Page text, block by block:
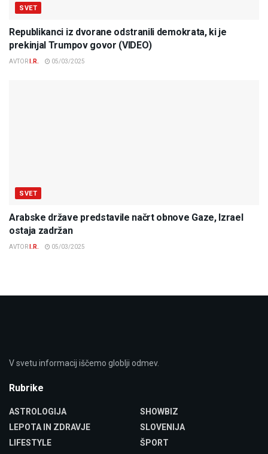
SVET
Republikanci iz dvorane odstranili demokrata, ki je
prekinjal Trumpov govor (VIDEO)
AVTOR I.R. 05/03/2025
SVET
Arabske države predstavile načrt obnove Gaze, Izrael
ostaja zadržan
AVTOR I.R. 05/03/2025
V svetu informacij iščemo globlji odmev.
Rubrike
ASTROLOGIJA
LEPOTA IN ZDRAVJE
LIFESTYLE
SHOWBIZ
SLOVENIJA
ŠPORT